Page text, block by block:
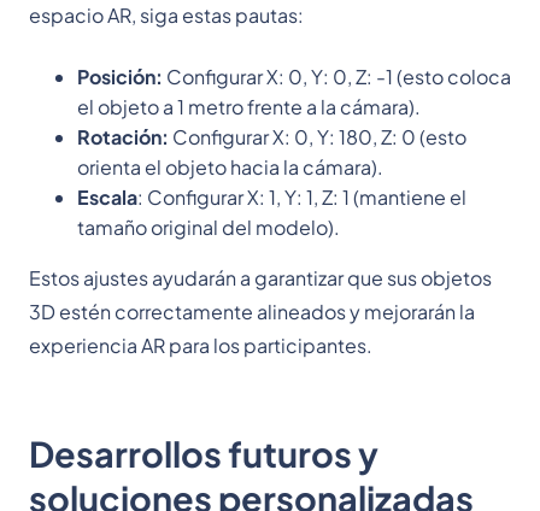
espacio AR, siga estas pautas:
Posición: Configurar X: 0, Y: 0, Z: -1 (esto coloca
el objeto a 1 metro frente a la cámara).
Rotación: Configurar X: 0, Y: 180, Z: 0 (esto
orienta el objeto hacia la cámara).
Escala: Configurar X: 1, Y: 1, Z: 1 (mantiene el
tamaño original del modelo).
Estos ajustes ayudarán a garantizar que sus objetos
3D estén correctamente alineados y mejorarán la
experiencia AR para los participantes.
Desarrollos futuros y
soluciones personalizadas